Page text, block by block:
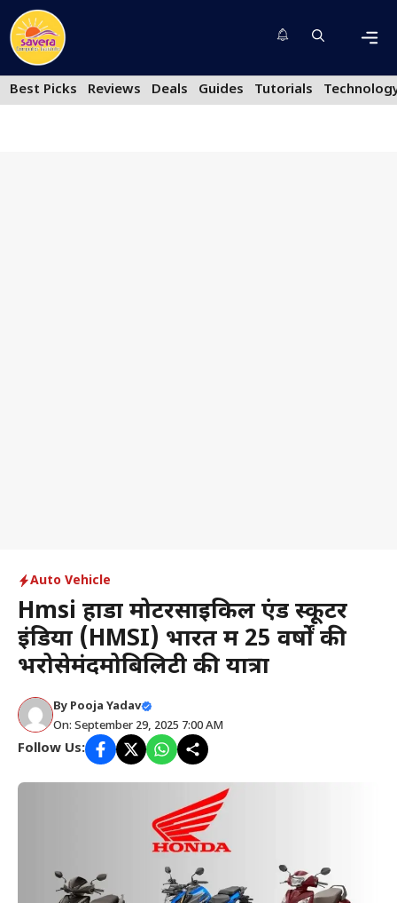
Skip
to
content
Best Picks
Reviews Deals Guides Tutorials
Auto Vehicle
Hmsi होंडा मोटरसाइकिल एंड स्कूटर
इंडिया (HMSI) भारत में 25 वर्षों की
भरोसेमंदमोबिलिटी की यात्रा
By Pooja Yadav
On: September 29, 2025 7:00 AM
Follow Us: